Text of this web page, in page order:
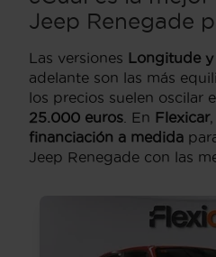
Jeep Renegade
Las versiones Longitude y
adelante son las más
los precios suelen oscilar
25.000 euros . En Flexicar
financiación a medida
Jeep Renegade con las